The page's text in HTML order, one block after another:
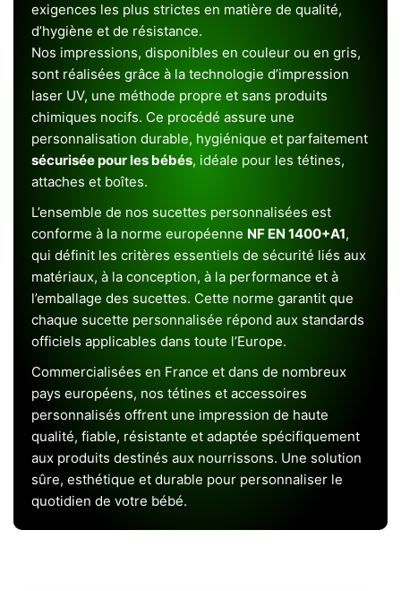
exigences les plus strictes en matière de qualité,
d’hygiène et de résistance.
Nos impressions, disponibles en couleur ou en gris,
sont réalisées grâce à la technologie d’impression
laser UV, une méthode propre et sans produits
chimiques nocifs. Ce procédé assure une
personnalisation durable, hygiénique et parfaitement
sécurisée pour les bébés, idéale pour les tétines,
attaches et boîtes.
L’ensemble de nos sucettes personnalisées est
conforme à la norme européenne NF EN 1400+A1,
qui définit les critères essentiels de sécurité liés aux
matériaux, à la conception, à la performance et à
l’emballage des sucettes. Cette norme garantit que
chaque sucette personnalisée répond aux standards
officiels applicables dans toute l’Europe.
Commercialisées en France et dans de nombreux
pays européens, nos tétines et accessoires
personnalisés offrent une impression de haute
qualité, fiable, résistante et adaptée spécifiquement
aux produits destinés aux nourrissons. Une solution
sûre, esthétique et durable pour personnaliser le
quotidien de votre bébé.